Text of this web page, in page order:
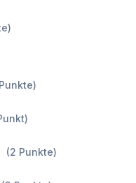
)
Punkte)
)
(2 Punkte)